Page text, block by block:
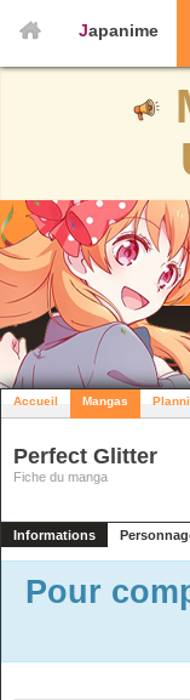
Japanime
Accueil Mangas
Perfect Glitter
Fiche du manga
Informations
Pour